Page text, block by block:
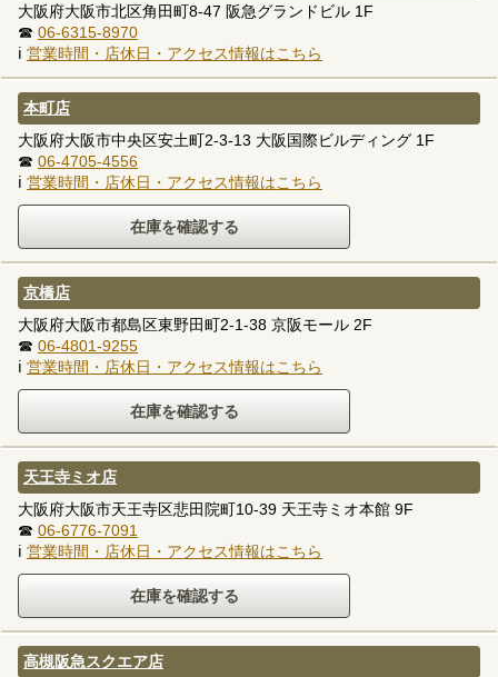
大阪府大阪市北区角田町8-47 阪急グランドビル 1F
☎ 06-6315-8970
ℹ 営業時間・店休日・アクセス情報はこちら
本町店
大阪府大阪市中央区安土町2-3-13 大阪国際ビルディング 1F
☎ 06-4705-4556
ℹ 営業時間・店休日・アクセス情報はこちら
京橋店
大阪府大阪市都島区東野田町2-1-38 京阪モール 2F
☎ 06-4801-9255
ℹ 営業時間・店休日・アクセス情報はこちら
天王寺ミオ店
大阪府大阪市天王寺区悲田院町10-39 天王寺ミオ本館 9F
☎ 06-6776-7091
ℹ 営業時間・店休日・アクセス情報はこちら
高槻阪急スクエア店